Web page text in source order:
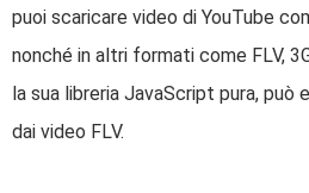
puoi scaricare video di YouTube
nonché in altri formati come FLV,
la sua libreria JavaScript pura, può
dai video FLV.